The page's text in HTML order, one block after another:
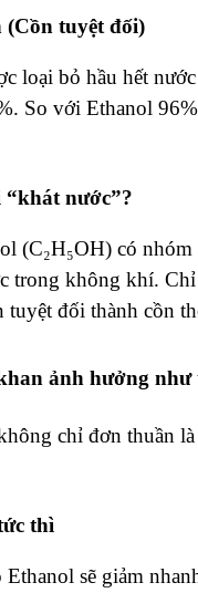
(Cồn tuyệt đối)
loại bỏ hầu hết
So với Ethanol
nước”?
(C₂H₅OH) có
trong không khí.
tuyệt đối thành cồn
ảnh hưởng như
chỉ đơn thuần
thì
sẽ giảm